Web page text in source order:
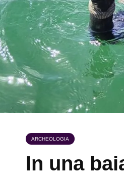
ARCHEOLOGIA
In una